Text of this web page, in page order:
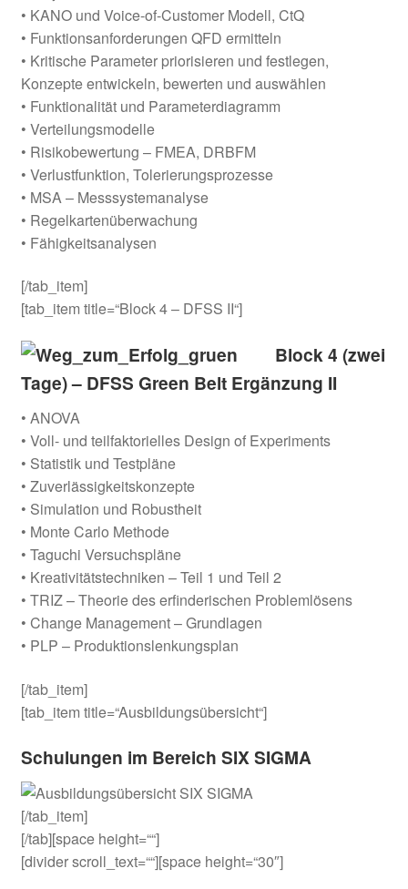
• KANO und Voice-of-Customer Modell, CtQ
• Funktionsanforderungen QFD ermitteln
• Kritische Parameter priorisieren und festlegen,
Konzepte entwickeln, bewerten und auswählen
• Funktionalität und Parameterdiagramm
• Verteilungsmodelle
• Risikobewertung – FMEA, DRBFM
• Verlustfunktion, Tolerierungsprozesse
• MSA – Messsystemanalyse
• Regelkartenüberwachung
• Fähigkeitsanalysen
[/tab_item]
[tab_item title=“Block 4 – DFSS II“]
Block 4 (zwei
Tage) – DFSS Green Belt Ergänzung II
• ANOVA
• Voll- und teilfaktorielles Design of Experiments
• Statistik und Testpläne
• Zuverlässigkeitskonzepte
• Simulation und Robustheit
• Monte Carlo Methode
• Taguchi Versuchspläne
• Kreativitätstechniken – Teil 1 und Teil 2
• TRIZ – Theorie des erfinderischen Problemlösens
• Change Management – Grundlagen
• PLP – Produktionslenkungsplan
[/tab_item]
[tab_item title=“Ausbildungsübersicht“]
Schulungen im Bereich SIX SIGMA
[/tab_item]
[/tab][space height=““]
[divider scroll_text=““][space height=“30″]